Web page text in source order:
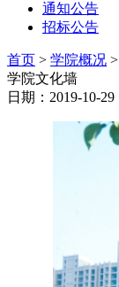
通知公告
招标公告
首页 > 学院概况 >
学院文化墙
日期：2019-10-